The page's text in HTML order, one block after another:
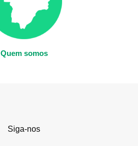
Quem somos
Siga-nos